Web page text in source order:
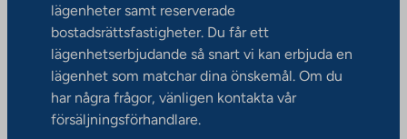
lägenheter samt reserverade
bostadsrättsfastigheter. Du får ett
lägenhetserbjudande så snart vi kan erbjuda en
lägenhet som matchar dina önskemål. Om du
har några frågor, vänligen kontakta vår
försäljningsförhandlare.